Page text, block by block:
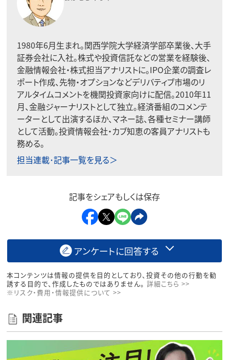
1980年6月生まれ。関西学院大学経済学部卒業後、大手
証券会社に入社。株式や投資信託などの営業を経験後、
金融情報会社・株式担当アナリストに。IPO企業の調査レ
ポート作成、先物・オプションなどデリバティブ市場のリ
アルタイムコメントを機関投資家向けに配信。2010年11
月、金融ジャーナリストとして独立。経済番組のコメンテ
ーターとして出演するほか、マネー誌、各種セミナー講師
として活動。投資情報会社・カブ知恵の客員アナリストも
務める。
担当連載･記事一覧を見る＞
記事をシェアもしくは保存
アンケートに回答する
本コンテンツは情報の提供を目的としており、投資その他の行動を勧
誘する目的で、作成したものではありません。 詳細こちら >>
※リスク・費用・情報提供について >>
関連記事